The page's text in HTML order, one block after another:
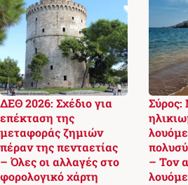
ΔΕΘ 2026: Σχέδιο για
επέκταση της
μεταφοράς ζημιών
πέραν της πενταετίας
– Όλες οι αλλαγές στο
φορολογικό χάρτη
Σύρος:
– Τον